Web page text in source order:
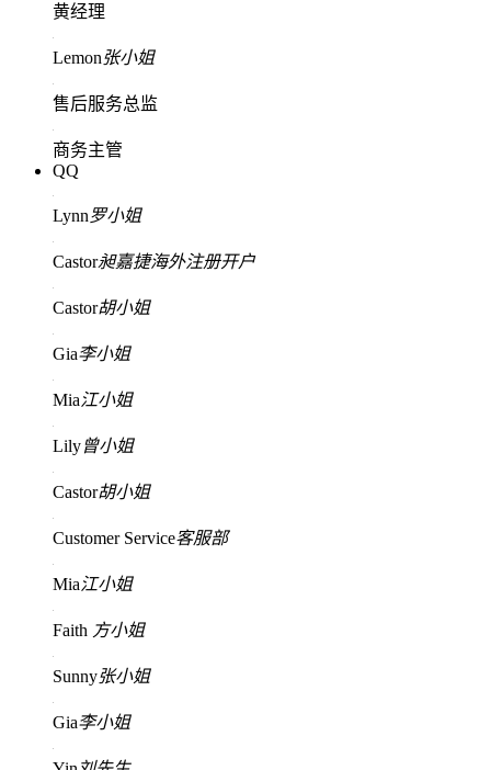
黄经理
Lemon张小姐
售后服务总监
商务主管
QQ
Lynn罗小姐
Castor昶嘉捷海外注册开户
Castor胡小姐
Gia李小姐
Mia江小姐
Lily曾小姐
Castor胡小姐
Customer Service客服部
Mia江小姐
Faith 方小姐
Sunny张小姐
Gia李小姐